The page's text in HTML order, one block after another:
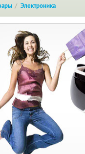
Электроника